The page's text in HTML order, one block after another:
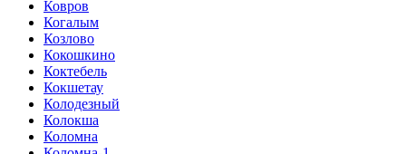
Ковров
Когалым
Козлово
Кокошкино
Коктебель
Кокшетау
Колодезный
Колокша
Коломна